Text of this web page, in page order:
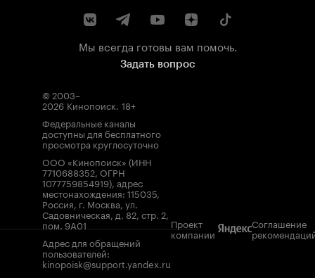
Мы всегда готовы вам помочь.
Задать вопрос
© 2003–
2026 Кинопоиск. 18+
Федеральные каналы
доступны для бесплатного
просмотра круглосуточно
ООО «Кинопоиск» (ИНН
7710688352, ОГРН
1077759854919), адрес
местонахождения: 115035,
Россия, г. Москва, ул.
Садовническая, д. 82, стр. 2,
пом. 9А01
Адрес для обращений
пользователей:
kinopoisk@support.yandex.ru
Проект
компании
Соглашение